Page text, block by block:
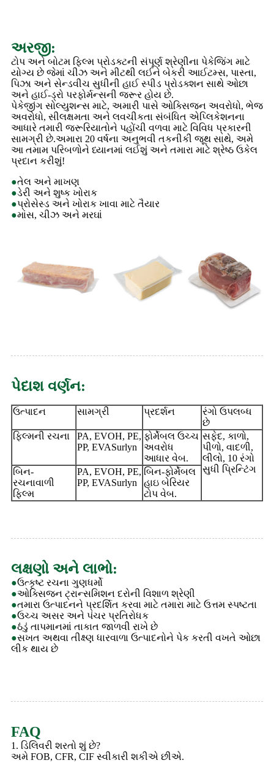
અરજી:
ટોપ અને બોટમ ફિલ્મ પ્રોડક્ટની સંપૂર્ણ શ્રેણીના પેકેજિંગ માટે
યોગ્ય છે જેમાં ચીઝ અને મીટથી લઈને બેકરી આઈટમ્સ, પાસ્તા,
પિઝા અને સેન્ડવીચ સુધીની હાઈ સ્પીડ પ્રોડક્શન સાથે ઓછા
અને હાઈ-ડ્રો પરફોર્મન્સની જરૂર હોય છે.
પેકેજીંગ સોલ્યુશન્સ માટે, અમારી પાસે ઓક્સિજન અવરોધો, ભેજ
અવરોધો, સીલક્ષમતા અને લવચીકતા સંબંધિત એપ્લિકેશનના
આધારે તમારી જરૂરિયાતોને પહોંચી વળવા માટે વિવિધ પ્રકારની
સામગ્રી છે.અમારા 20 વર્ષના અનુભવી તકનીકી જૂથ સાથે, અમે
આ તમામ પરિબળોને ધ્યાનમાં લઈશું અને તમારા માટે શ્રેષ્ઠ ઉકેલ
પ્રદાન કરીશું!
●તેલ અને માખણ
●ડેરી અને શુષ્ક ખોરાક
●પ્રોસેસ્ડ અને ખોરાક ખાવા માટે તૈયાર
●માંસ, ચીઝ અને મરઘાં
પેદાશ વર્ણન:
ઉત્પાદન સામગ્રી પ્રદર્શન
રંગો ઉપલબ્ધ
છે
ફિલ્મની રચના
PA, EVOH, PE,
PP, EVASurlyn
ફોર્મેબલ ઉચ્ચ
અવરોધ
આધાર વેબ.
સફેદ, કાળો,
પીળો, વાદળી,
લીલો, 10 રંગો
સુધી પ્રિન્ટિંગ
બિન-
રચનાવાળી
ફિલ્મ
PA, EVOH, PE,
PP, EVASurlyn
બિન-ફોર્મેબલ
હાઇ બેરિયર
ટોપ વેબ.
લક્ષણો અને લાભો:
●ઉત્કૃષ્ટ રચના ગુણધર્મો
●ઓક્સિજન ટ્રાન્સમિશન દરોની વિશાળ શ્રેણી
●તમારા ઉત્પાદનને પ્રદર્શિત કરવા માટે તમારા માટે ઉત્તમ સ્પષ્ટતા
●ઉચ્ચ અસર અને પંચર પ્રતિરોધક
●ઠંડું તાપમાનમાં તાકાત જાળવી રાખે છે
●સખત અથવા તીક્ષ્ણ ધારવાળા ઉત્પાદનોને પેક કરતી વખતે ઓછા
લીક થાય છે
FAQ
1. ડિલિવરી શરતો શું છે?
અમે FOB, CFR, CIF સ્વીકારી શકીએ છીએ.